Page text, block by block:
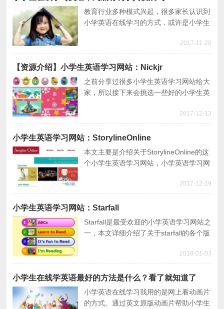
教育行业多种模式兴起，很多家长认识到
小学英语在线学习的方式，或许是小学生
的优势在哪？较于传统小学生英语培训，
在线学习更好吗？
2017-11-20
【资源介绍】小学生英语学习网站：Nickjr
之前分享过很多小学生英语学习网站给大
家，所以接下来会挑选一些好的小学生英
2017-12-13
小学生英语学习网站：StorylineOnline
本文主要是介绍关于StorylineOnline的这
个小学生英语学习网站，小学英语学习网
学习你能了解关于英语学习网站的作用。
2017-12-19
小学生英语学习网站：Starfall
Starfall是最受欢迎的小学英语学习网站之
一，本文详细介绍了关于starfall的各个版
2018-01-03
小学生在线学英语最好的方法是什么？看了就知道了
小学英语在线学习我用的是网上看动画片
的方式。通过英文原版动画片帮助小学生